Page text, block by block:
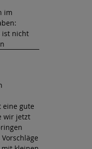
im
ist nicht
eine gute
wir jetzt